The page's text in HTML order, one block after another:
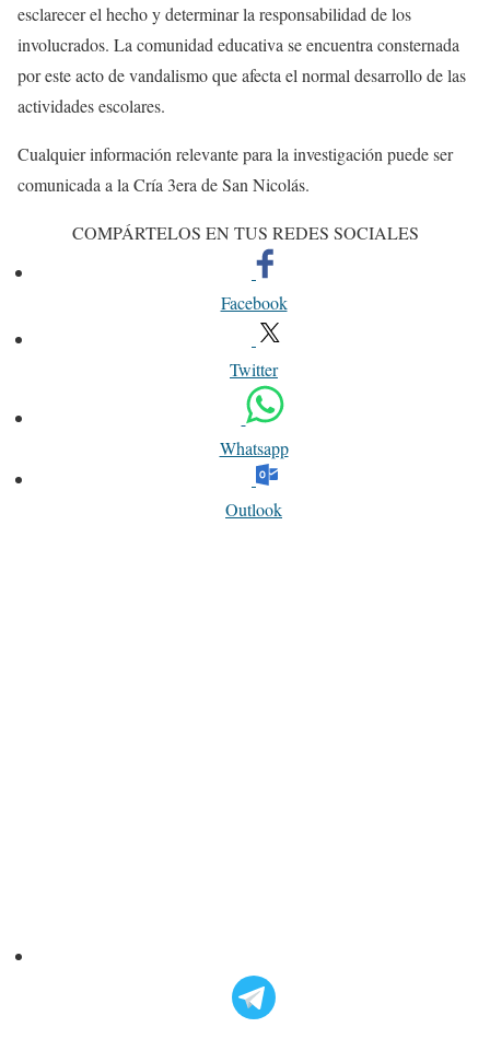
esclarecer el hecho y determinar la responsabilidad de los
involucrados. La comunidad educativa se encuentra consternada
por este acto de vandalismo que afecta el normal desarrollo de las
actividades escolares.
Cualquier información relevante para la investigación puede ser
comunicada a la Cría 3era de San Nicolás.
COMPÁRTELOS EN TUS REDES SOCIALES
Facebook
Twitter
Whatsapp
Outlook